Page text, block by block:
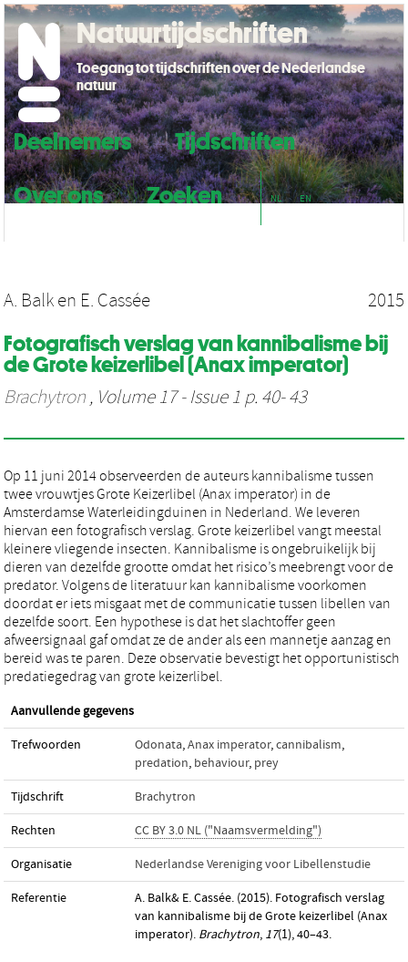
Deelnemers
Tijdschriften
Over ons
Zoeken NL EN
Natuurtijdschriften
Toegang tot tijdschriften over de Nederlandse
natuur
A. Balk en E. Cassée 2015
Fotografisch verslag van kannibalisme bij
de Grote keizerlibel (Anax imperator)
Brachytron , Volume 17 - Issue 1 p. 40- 43
Op 11 juni 2014 observeerden de auteurs kannibalisme tussen
twee vrouwtjes Grote Keizerlibel (Anax imperator) in de
Amsterdamse Waterleidingduinen in Nederland. We leveren
hiervan een fotografisch verslag. Grote keizerlibel vangt meestal
kleinere vliegende insecten. Kannibalisme is ongebruikelijk bij
dieren van dezelfde grootte omdat het risico’s meebrengt voor de
predator. Volgens de literatuur kan kannibalisme voorkomen
doordat er iets misgaat met de communicatie tussen libellen van
dezelfde soort. Een hypothese is dat het slachtoffer geen
afweersignaal gaf omdat ze de ander als een mannetje aanzag en
bereid was te paren. Deze observatie bevestigt het opportunistisch
predatiegedrag van grote keizerlibel.
Aanvullende gegevens
Trefwoorden Odonata,Anax imperator,cannibalism,
predation, behaviour, prey
Tijdschrift Brachytron
Rechten CC BY 3.0 NL ("Naamsvermelding")
Organisatie Nederlandse Vereniging voor Libellenstudie
Referentie
A. Balk& E. Cassée. (2015). Fotografisch verslag
van kannibalisme bij de Grote keizerlibel (Anax
imperator). Brachytron, 17(1), 40–43.